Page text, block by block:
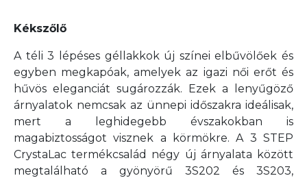
Kékszőlő
A téli 3 lépéses géllakkok új színei elbűvölőek és
egyben megkapóak, amelyek az igazi női erőt és
hűvös eleganciát sugározzák. Ezek a lenyűgöző
árnyalatok nemcsak az ünnepi időszakra ideálisak,
mert a leghidegebb évszakokban is
magabiztosságot visznek a körmökre. A 3 STEP
CrystaLac termékcsalád négy új árnyalata között
megtalálható a gyönyörű 3S202 és 3S203,